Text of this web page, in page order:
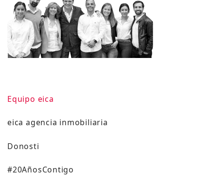
Equipo eica
eica agencia inmobiliaria
Donosti
#20AñosContigo